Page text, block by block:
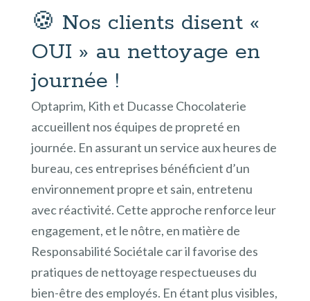
🍪 Nos clients disent «
OUI » au nettoyage en
journée !
Optaprim, Kith et Ducasse Chocolaterie
accueillent nos équipes de propreté en
journée. En assurant un service aux heures de
bureau, ces entreprises bénéficient d’un
environnement propre et sain, entretenu
avec réactivité. Cette approche renforce leur
engagement, et le nôtre, en matière de
Responsabilité Sociétale car il favorise des
pratiques de nettoyage respectueuses du
bien-être des employés. En étant plus visibles,